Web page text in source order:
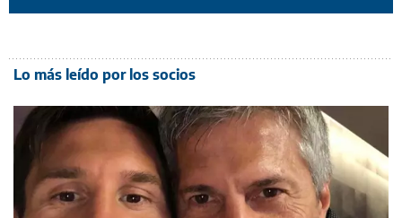
Lo más leído por los socios